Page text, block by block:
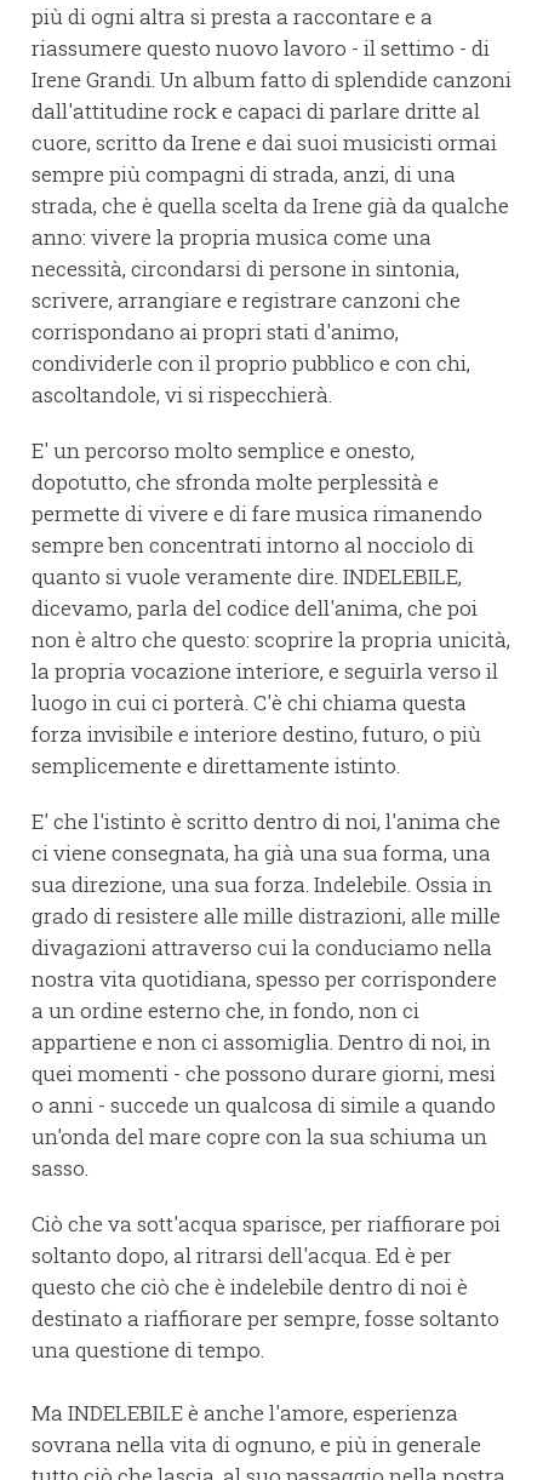
più di ogni altra si presta a raccontare e a
riassumere questo nuovo lavoro - il settimo - di
Irene Grandi. Un album fatto di splendide canzoni
dall'attitudine rock e capaci di parlare dritte al
cuore, scritto da Irene e dai suoi musicisti ormai
sempre più compagni di strada, anzi, di una
strada, che è quella scelta da Irene già da qualche
anno: vivere la propria musica come una
necessità, circondarsi di persone in sintonia,
scrivere, arrangiare e registrare canzoni che
corrispondano ai propri stati d'animo,
condividerle con il proprio pubblico e con chi,
ascoltandole, vi si rispecchierà.
E' un percorso molto semplice e onesto,
dopotutto, che sfronda molte perplessità e
permette di vivere e di fare musica rimanendo
sempre ben concentrati intorno al nocciolo di
quanto si vuole veramente dire. INDELEBILE,
dicevamo, parla del codice dell'anima, che poi
non è altro che questo: scoprire la propria unicità,
la propria vocazione interiore, e seguirla verso il
luogo in cui ci porterà. C'è chi chiama questa
forza invisibile e interiore destino, futuro, o più
semplicemente e direttamente istinto.
E' che l'istinto è scritto dentro di noi, l'anima che
ci viene consegnata, ha già una sua forma, una
sua direzione, una sua forza. Indelebile. Ossia in
grado di resistere alle mille distrazioni, alle mille
divagazioni attraverso cui la conduciamo nella
nostra vita quotidiana, spesso per corrispondere
a un ordine esterno che, in fondo, non ci
appartiene e non ci assomiglia. Dentro di noi, in
quei momenti - che possono durare giorni, mesi
o anni - succede un qualcosa di simile a quando
un'onda del mare copre con la sua schiuma un
sasso.
Ciò che va sott'acqua sparisce, per riaffiorare poi
soltanto dopo, al ritrarsi dell'acqua. Ed è per
questo che ciò che è indelebile dentro di noi è
destinato a riaffiorare per sempre, fosse soltanto
una questione di tempo.
Ma INDELEBILE è anche l'amore, esperienza
sovrana nella vita di ognuno, e più in generale